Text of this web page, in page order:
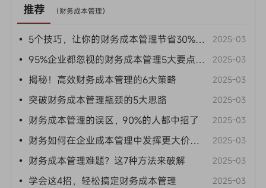
推荐 （财务成本管理）
• 5个技巧，让你的财务成本管理节省30%开支 2025-03
• 95%企业都忽视的财务成本管理5大要点！速看 2025-03
• 揭秘！高效财务成本管理的6大策略 2025-03
• 突破财务成本管理瓶颈的5大思路 2025-03
• 财务成本管理的误区，90%的人都中招了 2025-03
• 财务如何在企业成本管理中发挥更大价值？这4个途径要关注 2025-03
• 财务成本管理难题？这7种方法来破解 2025-03
• 学会这4招，轻松搞定财务成本管理 2025-03